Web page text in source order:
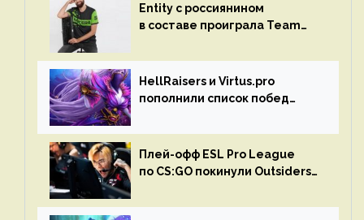
Entity с россиянином
в составе проиграла Team
HellRaisers и Virtus.pro
пополнили список побед
Плей-офф ESL Pro League
по CS:GO покинули Outsiders